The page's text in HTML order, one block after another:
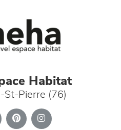
Habitat
St-Pierre (76)